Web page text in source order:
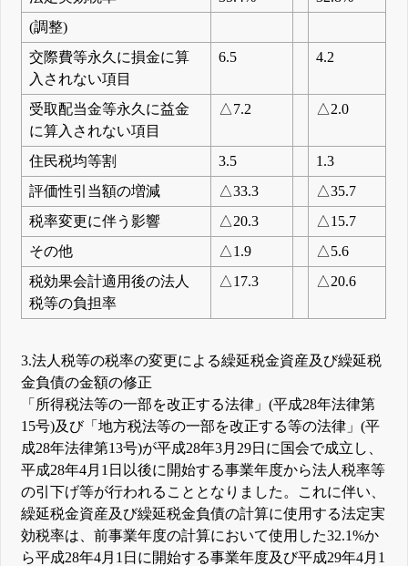
(調整)
交際費等永久に損金に算
入されない項目
6.5 4.2
受取配当金等永久に益金
に算入されない項目
△7.2 △2.0
住民税均等割 3.5
1.3
評価性引当額の増減
△33.3
△35.7
税率変更に伴う影響
△20.3
△15.7
その他
△1.9
△5.6
税効果会計適用後の法人
税等の負担率
△17.3 △20.6
3.法人税等の税率の変更による繰延税金資産及び繰延税
金負債の金額の修正
「所得税法等の一部を改正する法律」(平成28年法律第
15号)及び「地方税法等の一部を改正する等の法律」(平
成28年法律第13号)が平成28年3月29日に国会で成立し、
平成28年4月1日以後に開始する事業年度から法人税率等
の引下げ等が行われることとなりました。これに伴い、
繰延税金資産及び繰延税金負債の計算に使用する法定実
効税率は、前事業年度の計算において使用した32.1%か
ら平成28年4月1日に開始する事業年度及び平成29年4月1